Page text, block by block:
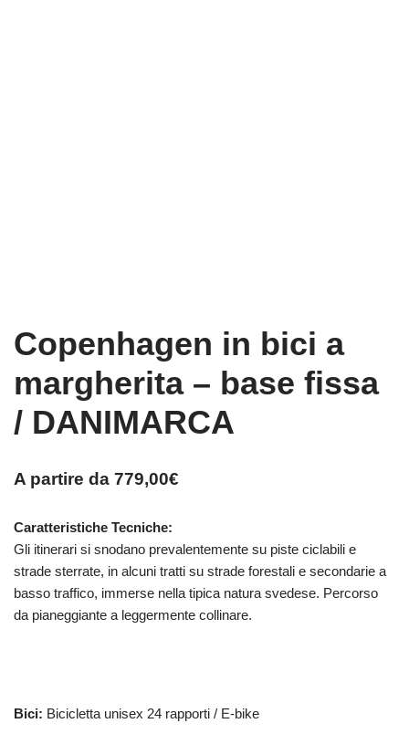
Copenhagen in bici a
margherita – base fissa
/ DANIMARCA
A partire da 779,00€
Caratteristiche Tecniche:
Gli itinerari si snodano prevalentemente su piste ciclabili e
strade sterrate, in alcuni tratti su strade forestali e secondarie a
basso traffico, immerse nella tipica natura svedese. Percorso
da pianeggiante a leggermente collinare.
Bici: Bicicletta unisex 24 rapporti / E-bike